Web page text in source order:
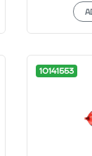
10141553